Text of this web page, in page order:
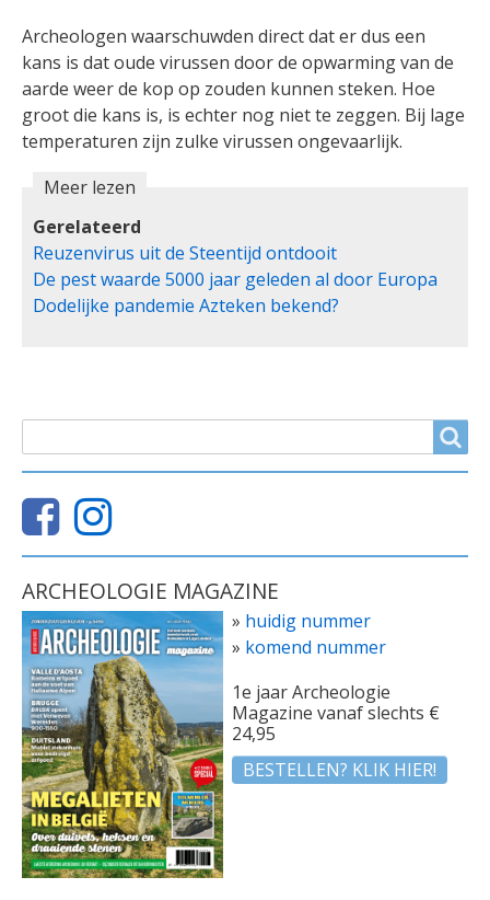
Archeologen waarschuwden direct dat er dus een
kans is dat oude virussen door de opwarming van de
aarde weer de kop op zouden kunnen steken. Hoe
groot die kans is, is echter nog niet te zeggen. Bij lage
temperaturen zijn zulke virussen ongevaarlijk.
Meer lezen
Gerelateerd
Reuzenvirus uit de Steentijd ontdooit
De pest waarde 5000 jaar geleden al door Europa
Dodelijke pandemie Azteken bekend?
ARCHEOLOGIE MAGAZINE
» huidig nummer
» komend nummer
1e jaar Archeologie
Magazine vanaf slechts €
24,95
BESTELLEN? KLIK HIER!